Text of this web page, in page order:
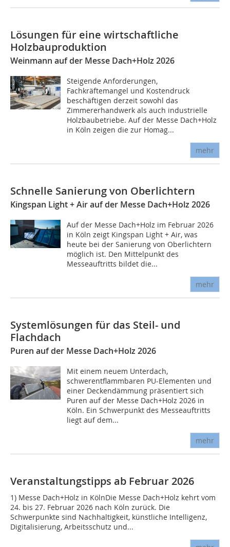
Lösungen für eine wirtschaftliche
Holzbauproduktion
Weinmann auf der Messe Dach+Holz 2026
Steigende Anforderungen,
Fachkräftemangel und Kostendruck
beschäftigen derzeit sowohl das
Zimmererhandwerk als auch industrielle
Holzbaubetriebe. Auf der Messe Dach+Holz
in Köln zeigen die zur Homag...
mehr
Schnelle Sanierung von Oberlichtern
Kingspan Light + Air auf der Messe Dach+Holz 2026
Auf der Messe Dach+Holz im Februar 2026
in Köln zeigt Kingspan Light + Air, was
heute bei der Sanierung von Oberlichtern
möglich ist. Den Mittelpunkt des
Messeauftritts bildet die...
mehr
Systemlösungen für das Steil- und
Flachdach
Puren auf der Messe Dach+Holz 2026
Mit einem neuem Unterdach,
schwerentflammbaren PU-Elementen und
einer Deckendämmung präsentiert sich
Puren auf der Messe Dach+Holz 2026 in
Köln. Ein Schwerpunkt des Messeauftritts
liegt auf dem...
mehr
Veranstaltungstipps ab Februar 2026
1) Messe Dach+Holz in KölnDie Messe Dach+Holz kehrt vom
24. bis 27. Februar 2026 nach Köln zurück. Die
Schwerpunkte sind Nachhaltigkeit, künstliche Intelligenz,
Digitalisierung, Arbeitsschutz und...